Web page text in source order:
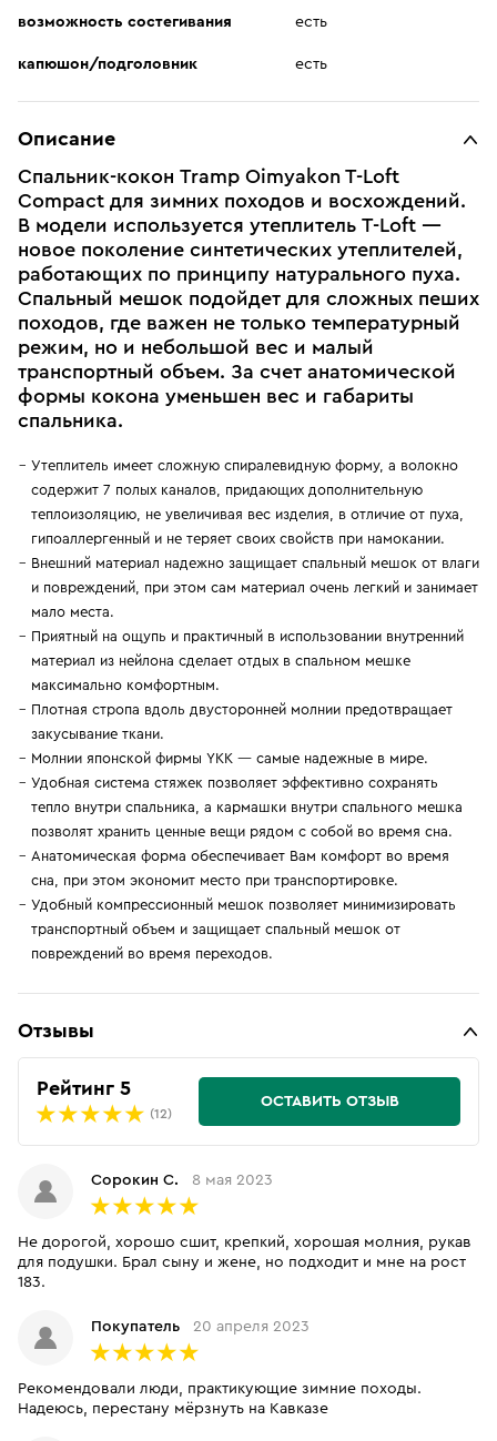
возможность состегивания есть
капюшон/подголовник есть
Описание
Спальник-кокон Tramp Oimyakon T-Loft
Compact для зимних походов и восхождений.
В модели используется утеплитель T-Loft —
новое поколение синтетических утеплителей,
работающих по принципу натурального пуха.
Спальный мешок подойдет для сложных пеших
походов, где важен не только температурный
режим, но и небольшой вес и малый
транспортный объем. За счет анатомической
формы кокона уменьшен вес и габариты
спальника.
Утеплитель имеет сложную спиралевидную форму, а волокно
содержит 7 полых каналов, придающих дополнительную
теплоизоляцию, не увеличивая вес изделия, в отличие от пуха,
гипоаллергенный и не теряет своих свойств при намокании.
Внешний материал надежно защищает спальный мешок от влаги
и повреждений, при этом сам материал очень легкий и занимает
мало места.
Приятный на ощупь и практичный в использовании внутренний
материал из нейлона сделает отдых в спальном мешке
максимально комфортным.
Плотная стропа вдоль двусторонней молнии предотвращает
закусывание ткани.
Молнии японской фирмы YKK — самые надежные в мире.
Удобная система стяжек позволяет эффективно сохранять
тепло внутри спальника, а кармашки внутри спального мешка
позволят хранить ценные вещи рядом с собой во время сна.
Анатомическая форма обеспечивает Вам комфорт во время
сна, при этом экономит место при транспортировке.
Удобный компрессионный мешок позволяет минимизировать
транспортный объем и защищает спальный мешок от
повреждений во время переходов.
Отзывы
Рейтинг 5
(12)
ОСТАВИТЬ ОТЗЫВ
Сорокин С. 8 мая 2023
Не дорогой, хорошо сшит, крепкий, хорошая молния, рукав
для подушки. Брал сыну и жене, но подходит и мне на рост
183.
Покупатель 20 апреля 2023
Рекомендовали люди, практикующие зимние походы.
Надеюсь, перестану мëрзнуть на Кавказе